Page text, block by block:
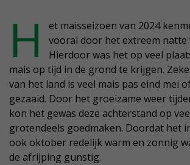
H
et maisseizoen van 2024
vooral door het extreem natte
Hierdoor was het op veel
mais op tijd in de grond te krijgen.
van het land is veel mais pas eind mei
gezaaid. Door het groeizame weer
kon het gewas deze achterstand op
grotendeels goedmaken. Doordat het
ook oktober redelijk warm en zonnig
de afrijping gunstig.